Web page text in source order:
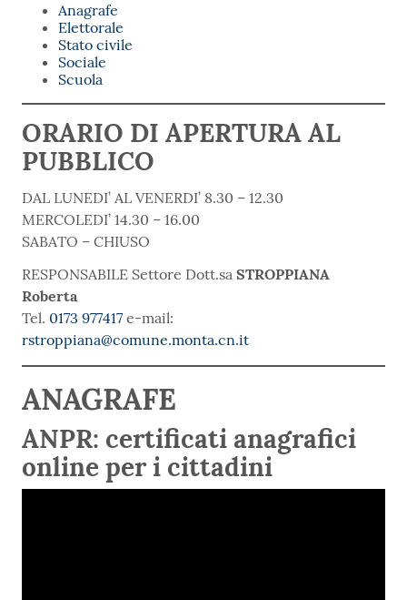
Anagrafe
Elettorale
Stato civile
Sociale
Scuola
ORARIO DI APERTURA AL
PUBBLICO
DAL LUNEDI’ AL VENERDI’ 8.30 – 12.30
MERCOLEDI’ 14.30 – 16.00
SABATO – CHIUSO
RESPONSABILE Settore Dott.sa STROPPIANA
Roberta
Tel. 0173 977417 e-mail:
rstroppiana@comune.monta.cn.it
ANAGRAFE
ANPR: certificati anagrafici
online per i cittadini